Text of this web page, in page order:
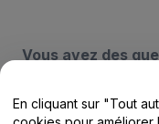
Vous avez des
Centre
En cliquant sur "Tout